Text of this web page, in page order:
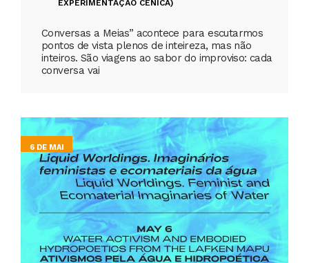
EXPERIMENTAÇÃO CÉNICA)
Conversas a Meias” acontece para escutarmos
pontos de vista plenos de inteireza, mas não
inteiros. São viagens ao sabor do improviso: cada
conversa vai
6 DE MAI